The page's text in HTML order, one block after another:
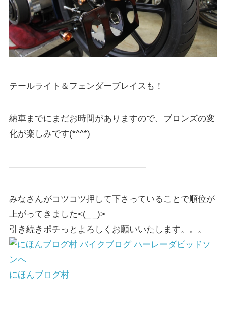
テールライト＆フェンダーブレイスも！
納車までにまだお時間がありますので、ブロンズの変
化が楽しみです(*^^*)
————————————————
みなさんがコツコツ押して下さっていることで順位が
上がってきました<(_ _)>
引き続きポチっとよろしくお願いいたします。。。
にほんブログ村